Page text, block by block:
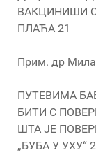
ВАКЦИНИШИ
ПЛАЋА 21
Прим. др
ПУТЕВИМА
БИТИ С
ШТА ЈЕ
„БУБА У УХУ“